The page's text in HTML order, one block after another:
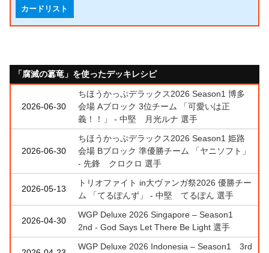
カードリスト
「腐滅の簒竜」を使ったデッキレシピ
2026-06-30
ちほうかっぷデラックス2026 Season1 博多
会場 Aブロック 3位チーム 「可愛いは正
義！！」 - 中堅 月光ルナ 選手
2026-06-30
ちほうかっぷデラックス2026 Season1 姫路
会場 Bブロック 準優勝チーム 「ヤニソフト」
- 先鋒 クロクロ 選手
2026-05-13
トリオファイト in大ヴァンガ祭2026 優勝チー
ム 「てるぽんず」 - 中堅 てるぽん 選手
2026-04-30
WGP Deluxe 2026 Singapore – Season1
2nd - God Says Let There Be Light 選手
WGP Deluxe 2026 Indonesia – Season1 3rd